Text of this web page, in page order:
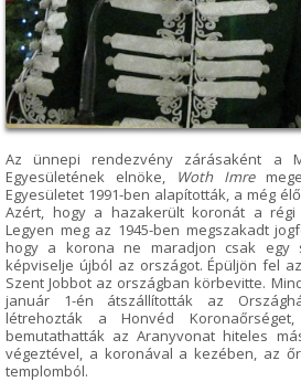
Az ünnepi rendezvény zárásaként a
Egyesületének elnöke,
Woth Imre
Egyesületet 1991-ben alapították, a még
Azért, hogy a hazakerült koronát a régi
Legyen meg az 1945-ben megszakadt
hogy a korona ne maradjon csak egy
képviselje újból az országot. Épüljön fel
Szent Jobbot az országban körbevitte.
január 1-én átszállították az
létrehozták a Honvéd
bemutathatták az Aranyvonat hiteles
végeztével, a koronával a kezében, az
templomból.